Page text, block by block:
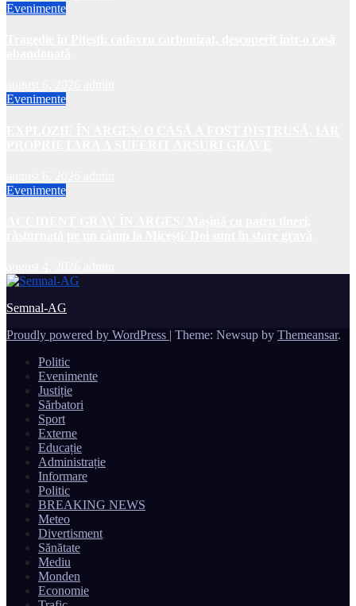
Evenimente
Evenimente
Evenimente
Semnal-AG
Proudly powered by WordPress | Theme: Newsup by Themeansar.
Politic
Evenimente
Justiție
Sărbatori
Sport
Externe
Educație
Administrație
Informare
Politic
BREAKING NEWS
Meteo
Divertisment
Sănătate
Mediu
Monden
Economie